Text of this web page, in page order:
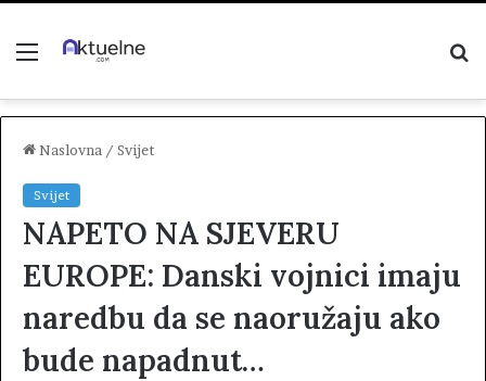
Menu
Naslovna / Svijet
Svijet
NAPETO NA SJEVERU
EUROPE: Danski vojnici imaju
naredbu da se naoružaju ako
bude napadnut…